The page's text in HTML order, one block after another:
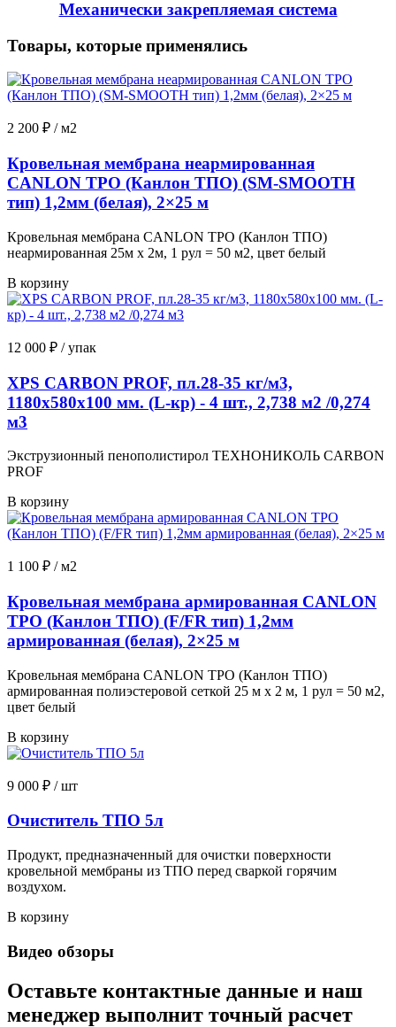
Механически закрепляемая система
Товары, которые применялись
2 200 ₽ / м2
Кровельная мембрана неармированная
CANLON TPO (Канлон ТПО) (SM-SMOOTH
тип) 1,2мм (белая), 2×25 м
Кровельная мембрана CANLON TPO (Канлон ТПО)
неармированная 25м x 2м, 1 рул = 50 м2, цвет белый
В корзину
12 000 ₽ / упак
XPS CARBON PROF, пл.28-35 кг/м3,
1180x580x100 мм. (L-кр) - 4 шт., 2,738 м2 /0,274
м3
Экструзионный пенополистирол ТЕХНОНИКОЛЬ CARBON
PROF
В корзину
1 100 ₽ / м2
Кровельная мембрана армированная CANLON
TPO (Канлон ТПО) (F/FR тип) 1,2мм
армированная (белая), 2×25 м
Кровельная мембрана CANLON TPO (Канлон ТПО)
армированная полиэстеровой сеткой 25 м x 2 м, 1 рул = 50 м2,
цвет белый
В корзину
9 000 ₽ / шт
Очиститель ТПО 5л
Продукт, предназначенный для очистки поверхности
кровельной мембраны из ТПО перед сваркой горячим
воздухом.
В корзину
Видео обзоры
Оставьте контактные данные и наш
менеджер выполнит точный расчет